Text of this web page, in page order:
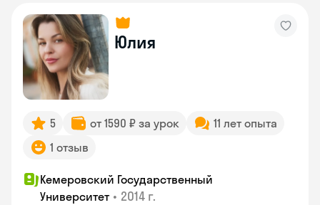
Юлия
5 от 1590 ₽ за урок
11 лет опыта
1 отзыв
Кемеровский Государственный
Университет • 2014 г.